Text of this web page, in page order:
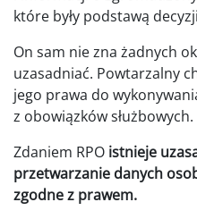
które były podstawą
On sam nie zna żadnych
uzasadniać. Powtarzalny
jego prawa do
z obowiązków służbowych.
Zdaniem RPO istnieje
przetwarzanie danych
zgodne z prawem.